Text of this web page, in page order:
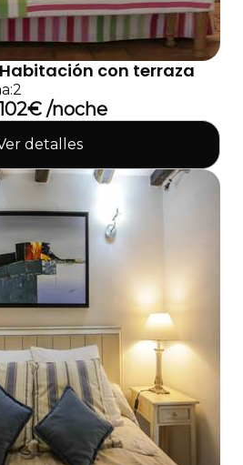
Habitación con terraza
/noche
detalles